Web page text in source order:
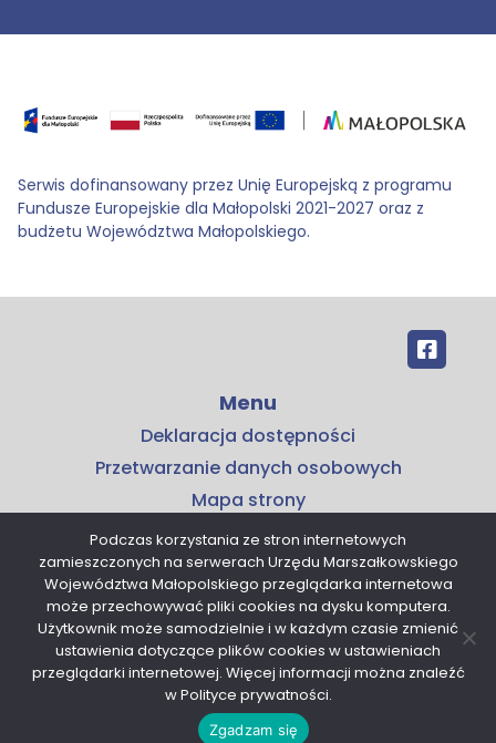
Serwis dofinansowany przez Unię Europejską z programu
Fundusze Europejskie dla Małopolski 2021-2027 oraz z
budżetu Województwa Małopolskiego.
Menu
Deklaracja dostępności
Przetwarzanie danych osobowych
Mapa strony
Kontakt
Kontakt
Małopolskie Centrum Przedsiębiorczości
ul. Armii Krajowej 16
30-150 Kraków
tel. 12 376 91 00
sekretariat@mcp.malopolska.pl
Podczas korzystania ze stron internetowych
zamieszczonych na serwerach Urzędu Marszałkowskiego
Województwa Małopolskiego przeglądarka internetowa
może przechowywać pliki cookies na dysku komputera.
Użytkownik może samodzielnie i w każdym czasie zmienić
ustawienia dotyczące plików cookies w ustawieniach
przeglądarki internetowej. Więcej informacji można znaleźć
w Polityce prywatności.
Zgadzam się